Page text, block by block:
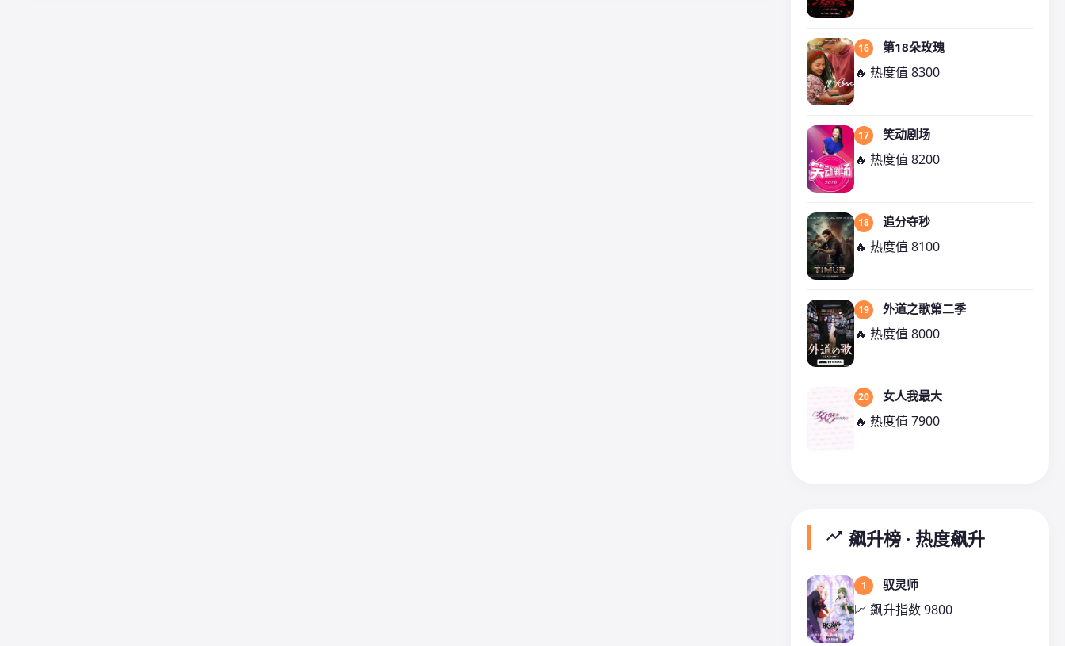
16 第18朵玫瑰
🔥 热度值 8300
17 笑动剧场
🔥 热度值 8200
18 追分夺秒
🔥 热度值 8100
19 外道之歌第二季
🔥 热度值 8000
20 女人我最大
🔥 热度值 7900
trending_up 飙升榜 · 热度飙升
1 驭灵师
📈 飙升指数 9800